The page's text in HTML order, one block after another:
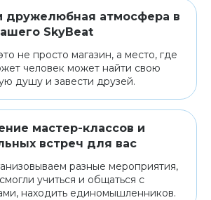
дружелюбная атмосфера в
SkyBeat
не просто магазин, а место, где
человек может найти свою
душу и завести друзей.
мастер-классов и
встреч для вас
разные мероприятия,
учиться и общаться с
находить единомышленников.